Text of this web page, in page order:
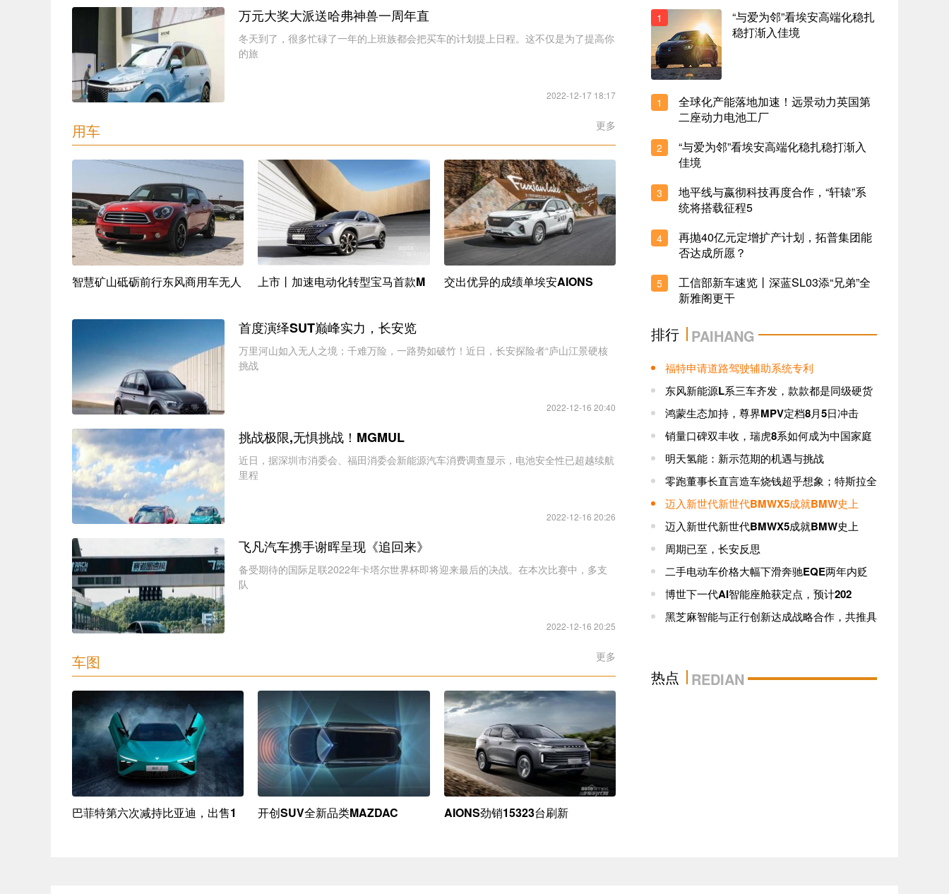
万元大奖大派送哈弗神兽一周年直
冬天到了，很多忙碌了一年的上班族都会把买车的计划提上日程。这不仅是为了提高你
的旅
2022-12-17 18:17
用车 更多
智慧矿山砥砺前行东风商用车无人 上市丨加速电动化转型宝马首款M 交出优异的成绩单埃安AIONS 上市丨一汽奔腾全新产品标识发布
首度演绎SUT巅峰实力，长安览
万里河山如入无人之境；千难万险，一路势如破竹！近日，长安探险者“庐山江景硬核
挑战
2022-12-16 20:40
挑战极限,无惧挑战！MGMUL
近日，据深圳市消委会、福田消委会新能源汽车消费调查显示，电池安全性已超越续航
里程
2022-12-16 20:26
飞凡汽车携手谢晖呈现《追回来》
备受期待的国际足联2022年卡塔尔世界杯即将迎来最后的决战。在本次比赛中，多支
队
2022-12-16 20:25
车图 更多
巴菲特第六次减持比亚迪，出售1 开创SUV全新品类MAZDAC AIONS劲销15323台刷新
至高20000元置换补贴整车终身质保蚂蚁家族
五福开
2023-10-08 22:07
数智新汽车长安启源A07，搭载数智座舱备受
2023-10-08 21:19
爆双十
2023-10-08 19:25
这是一款极具竞争力的国产新能源汽车
2023-10-08 18:45
防疫共战领克行动勇当“逆行者”
2023-10-08 17:34
问界系列为何越卖越好？新老车主口碑给出答
案
“与爱为邻”看埃安高端化稳扎
稳打渐入佳境
1
1
全球化产能落地加速！远景动力英国第
二座动力电池工厂
2
“与爱为邻”看埃安高端化稳扎稳打渐入
佳境
3
地平线与嬴彻科技再度合作，“轩辕”系
统将搭载征程5
4
再抛40亿元定增扩产计划，拓普集团能
否达成所愿？
5
工信部新车速览丨深蓝SL03添“兄弟”全
新雅阁更干
排行 PAIHANG
福特申请道路驾驶辅助系统专利
东风新能源L系三车齐发，款款都是同级硬货
鸿蒙生态加持，尊界MPV定档8月5日冲击
销量口碑双丰收，瑞虎8系如何成为中国家庭
明天氢能：新示范期的机遇与挑战
零跑董事长直言造车烧钱超乎想象；特斯拉全
迈入新世代新世代BMWX5成就BMW史上
迈入新世代新世代BMWX5成就BMW史上
周期已至，长安反思
二手电动车价格大幅下滑奔驰EQE两年内贬
博世下一代AI智能座舱获定点，预计202
黑芝麻智能与正行创新达成战略合作，共推具
热点 REDIAN